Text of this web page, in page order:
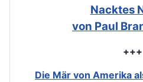
Nacktes
von Paul
+++
Die Mär von Amerika